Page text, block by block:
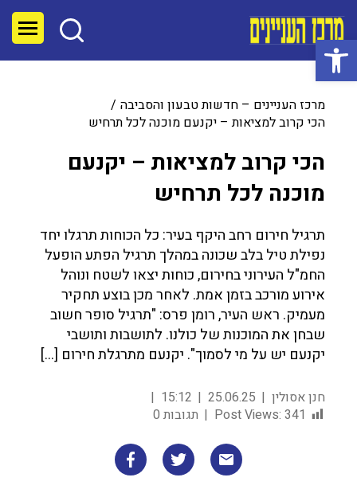
פתח סרגל נגישות
מרכז העניינים – חדשות טבעון והסביבה
הכי קרוב למציאות – יקנעם מוכנה לכל תרחיש
הכי קרוב למציאות – יקנעם
מוכנה לכל תרחיש
תרגיל חירום רחב היקף בעיר: כל הכוחות תרגלו יחד
נפילת טיל בלב שכונה במהלך תרגיל הפתע הופעל
החמ"ל העירוני בחירום, כוחות יצאו לשטח ונוהל
אירוע מורכב בזמן אמת. לאחר מכן בוצע תחקיר
מעמיק. ראש העיר, רומן פרס: "תרגיל סופר חשוב
שבחן את המוכנות של כולנו. לתושבות ותושבי
יקנעם יש על מי לסמוך". יקנעם מתרגלת חירום […]
חנן אסולין 25.06.25
15:12
Post Views: 341 תגובות 0